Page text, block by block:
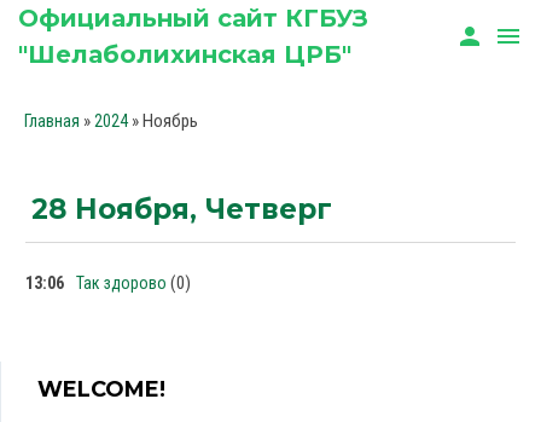
Официальный сайт КГБУЗ
"Шелаболихинская ЦРБ"
person menu
Главная »2024 »Ноябрь
28 Ноября, Четверг
13:06 Так здорово (0)
WELCOME!